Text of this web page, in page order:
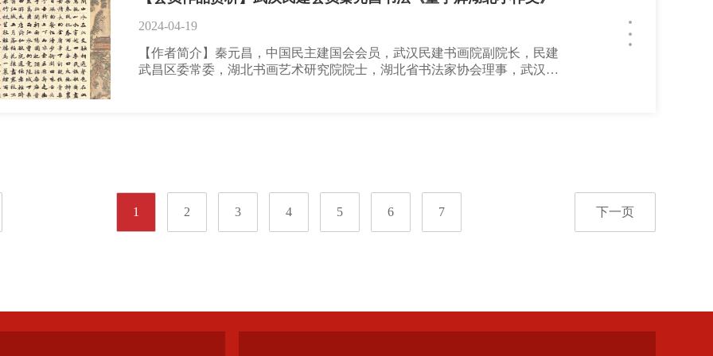
2024-04-19
【作者简介】秦元昌，中国民主建国会会员，武汉民建书画院副院长，民建
武昌区委常委，湖北书画艺术研究院院士，湖北省书法家协会理事，武汉书
1 2 3 4 5 6 7 下一页